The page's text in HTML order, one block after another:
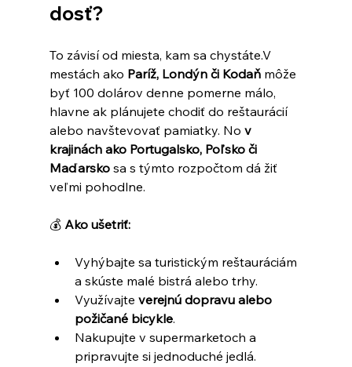
dosť?
To závisí od miesta, kam sa chystáte.V
mestách ako Paríž, Londýn či Kodaň môže
byť 100 dolárov denne pomerne málo,
hlavne ak plánujete chodiť do reštaurácií
alebo navštevovať pamiatky. No v
krajinách ako Portugalsko, Poľsko či
Maďarsko sa s týmto rozpočtom dá žiť
veľmi pohodlne.
💰 Ako ušetriť:
Vyhýbajte sa turistickým reštauráciám
a skúste malé bistrá alebo trhy.
Využívajte verejnú dopravu alebo
požičané bicykle.
Nakupujte v supermarketoch a
pripravujte si jednoduché jedlá.